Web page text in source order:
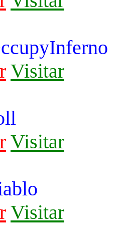
Visitar
Visitar
Visitar